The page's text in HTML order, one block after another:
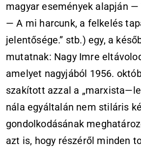
magyar események alapján
— A mi harcunk, a felkelés
jelentősége.” stb.) egy, a
mutatnak: Nagy Imre
amelyet nagyjából 1956.
szakított azzal a
nála egyáltalán nem stiláris
gondolkodásának
azt is, hogy részéről minden